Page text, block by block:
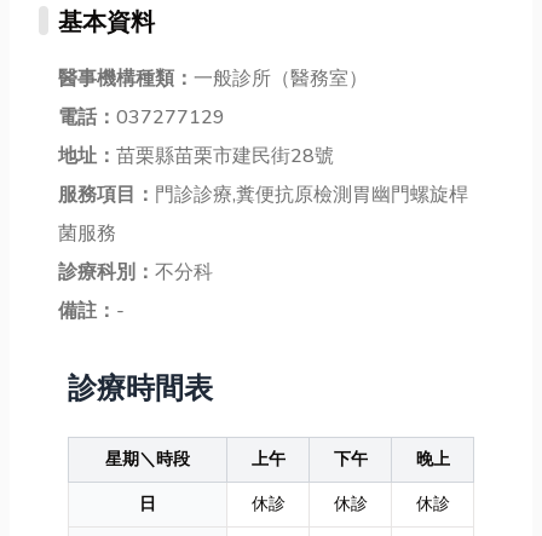
基本資料
醫事機構種類： 一般診所（醫務室）
電話： 037277129
地址： 苗栗縣苗栗市建民街28號
服務項目： 門診診療,糞便抗原檢測胃幽門螺旋桿
菌服務
診療科別： 不分科
備註： -
診療時間表
星期＼時段 上午 下午
晚上
日
休診 休診
休診